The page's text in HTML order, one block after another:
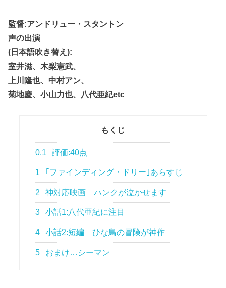
監督:アンドリュー・スタントン
声の出演
(日本語吹き替え):
室井滋、木梨憲武、
上川隆也、中村アン、
菊地慶、小山力也、八代亜紀etc
もくじ
0.1 評価:40点
1 ｢ファインディング・ドリー｣あらすじ
2 神対応映画 ハンクが泣かせます
3 小話1:八代亜紀に注目
4 小話2:短編 ひな鳥の冒険が神作
5 おまけ…シーマン